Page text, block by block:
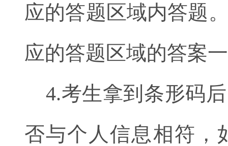
应的答题区域内答题
应的答题区域的答案
4.考生拿到条形码
否与个人信息相符，